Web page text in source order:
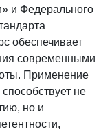
и Федерального
обеспечивает
современными
Применение
не
но и